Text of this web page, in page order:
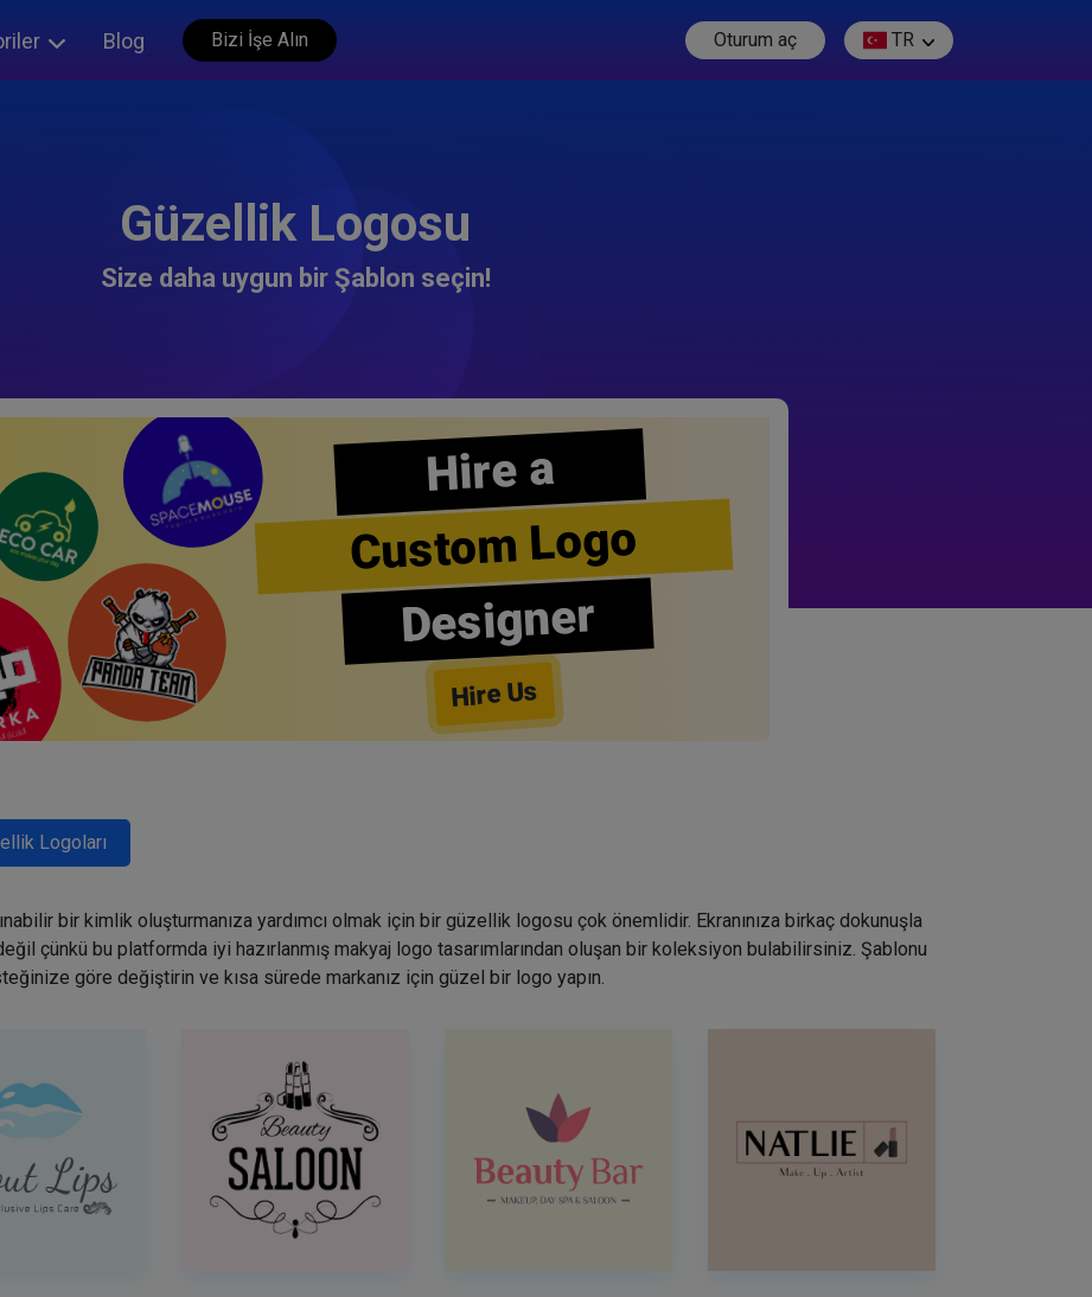
Blog Bizi İşe Alın Oturum aç TR
Güzellik Logosu
Size daha uygun bir Şablon seçin!
Hire a
Custom Logo
Designer
Hire Us
Logoları
bir kimlik oluşturmanıza yardımcı olmak için bir güzellik logosu çok önemlidir. Ekranınıza birkaç dokunuşla
çünkü bu platformda iyi hazırlanmış makyaj logo tasarımlarından oluşan bir koleksiyon bulabilirsiniz. Şablonu
göre değiştirin ve kısa sürede markanız için güzel bir logo yapın.